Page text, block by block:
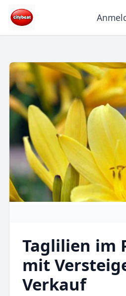
Taglilien im
mit
Verkauf